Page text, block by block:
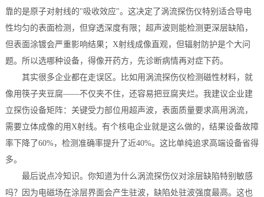
靠的是原子对射线的"吸收效应"。这决定了涡流探伤仪特别适合导电
性均匀的表面检测，但穿透深度有限；超声波则能检测更深层缺陷，
但表面涂镀会严重影响结果；X射线成像直观，但辐射防护是个大问
题。所以选哪种设备，得像开药方，先诊断病情再对症下药。
其实很多企业都在走误区。比如用涡流探伤仪检测磁性材料，就
像用筷子夹豆腐——不仅夹不住，还容易把豆腐夹烂。我建议企业建
立探伤设备矩阵：关键受力部位用超声波，表面质量要求高用涡流，
需要立体成像的用X射线。有个核电企业就是这么做的，结果设备故障
率下降了60%，检测准确率提升了近40%。这比单纯追求高端设备省得
多。
最后说点冷知识。你知道为什么涡流探伤仪对涂层缺陷特别敏感
吗？因为电磁场在涂层界面会产生驻波，缺陷处驻波强度最高。这也